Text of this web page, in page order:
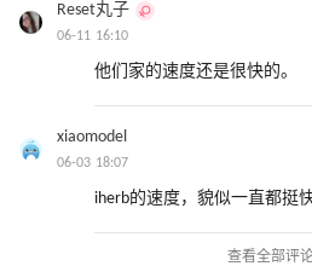
Reset丸子
06-11 16:10
他们家的速度还是很快的。
xiaomodel
06-03 18:07
iherb的速度，貌似一直都挺快
查看全部评